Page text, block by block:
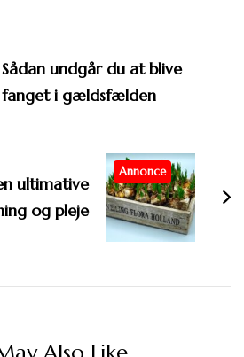
Sådan undgår du at blive
fanget i gældsfælden
Annonce
ultimative
og pleje